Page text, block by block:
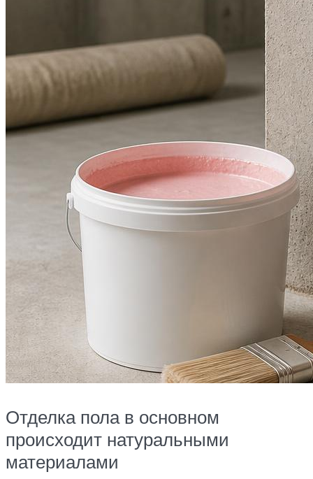
Отделка пола в основном
происходит натуральными
материалами